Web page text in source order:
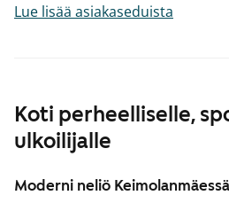
Koti perheelliselle,
ulkoilijalle
Moderni neliö Keimolanmäessä
Lue lisää asiakaseduista